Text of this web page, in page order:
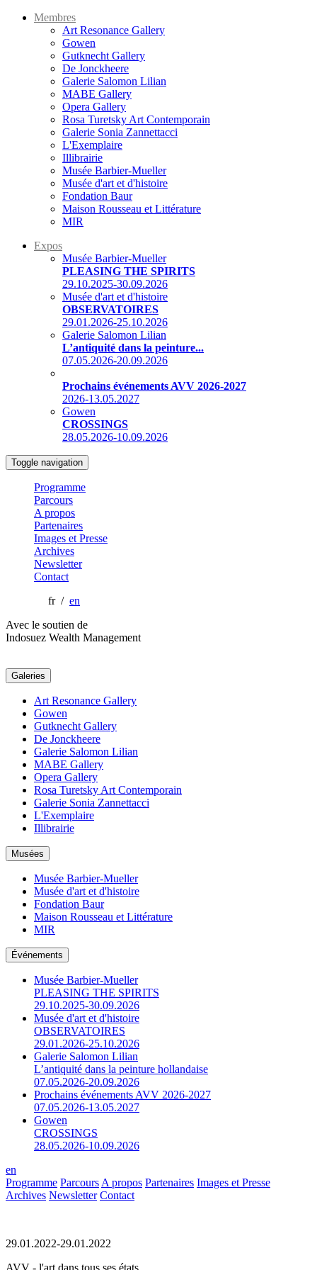
Membres
Art Resonance Gallery
Gowen
Gutknecht Gallery
De Jonckheere
Galerie Salomon Lilian
MABE Gallery
Opera Gallery
Rosa Turetsky Art Contemporain
Galerie Sonia Zannettacci
L'Exemplaire
Illibrairie
Musée Barbier-Mueller
Musée d'art et d'histoire
Fondation Baur
Maison Rousseau et Littérature
MIR
Expos
Musée Barbier-Mueller
PLEASING THE SPIRITS
29.10.2025-30.09.2026
Musée d'art et d'histoire
OBSERVATOIRES
29.01.2026-25.10.2026
Galerie Salomon Lilian
L’antiquité dans la peinture...
07.05.2026-20.09.2026
Prochains événements AVV 2026-2027
2026-13.05.2027
Gowen
CROSSINGS
28.05.2026-10.09.2026
Toggle navigation
Programme
Parcours
A propos
Partenaires
Images et Presse
Archives
Newsletter
Contact
fr / en
Avec le soutien de
Indosuez Wealth Management
Galeries
Art Resonance Gallery
Gowen
Gutknecht Gallery
De Jonckheere
Galerie Salomon Lilian
MABE Gallery
Opera Gallery
Rosa Turetsky Art Contemporain
Galerie Sonia Zannettacci
L'Exemplaire
Illibrairie
Musées
Musée Barbier-Mueller
Musée d'art et d'histoire
Fondation Baur
Maison Rousseau et Littérature
MIR
Événements
Musée Barbier-Mueller
PLEASING THE SPIRITS
29.10.2025-30.09.2026
Musée d'art et d'histoire
OBSERVATOIRES
29.01.2026-25.10.2026
Galerie Salomon Lilian
L’antiquité dans la peinture hollandaise
07.05.2026-20.09.2026
Prochains événements AVV 2026-2027
07.05.2026-13.05.2027
Gowen
CROSSINGS
28.05.2026-10.09.2026
en
Programme Parcours A propos Partenaires Images et Presse
Archives Newsletter Contact
29.01.2022-29.01.2022
AVV - l'art dans tous ses états